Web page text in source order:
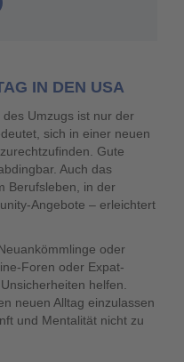
IN DEN USA
Umzugs ist nur der
sich in einer neuen
Gute
Auch das
Berufsleben, in der
Angebote – erleichtert
oder
Foren oder Expat-
helfen.
neuen Alltag einzulassen
und Mentalität nicht zu